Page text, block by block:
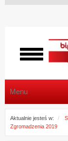
Włącz
menu
Menu
Aktualnie jesteś w:
Zgromadzenia 2019